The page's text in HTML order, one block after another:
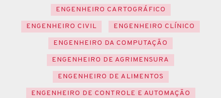
ENGENHEIRO CARTOGRÁFICO
ENGENHEIRO CIVIL
ENGENHEIRO CLÍNICO
ENGENHEIRO DA COMPUTAÇÃO
ENGENHEIRO DE AGRIMENSURA
ENGENHEIRO DE ALIMENTOS
ENGENHEIRO DE CONTROLE E AUTOMAÇÃO